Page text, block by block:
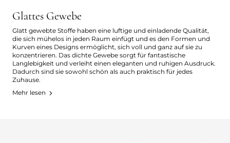
Glattes Gewebe
Glatt gewebte Stoffe haben eine luftige und einladende Qualität,
die sich mühelos in jeden Raum einfügt und es den Formen und
Kurven eines Designs ermöglicht, sich voll und ganz auf sie zu
konzentrieren. Das dichte Gewebe sorgt für fantastische
Langlebigkeit und verleiht einen eleganten und ruhigen Ausdruck.
Dadurch sind sie sowohl schön als auch praktisch für jedes
Zuhause.
Mehr lesen